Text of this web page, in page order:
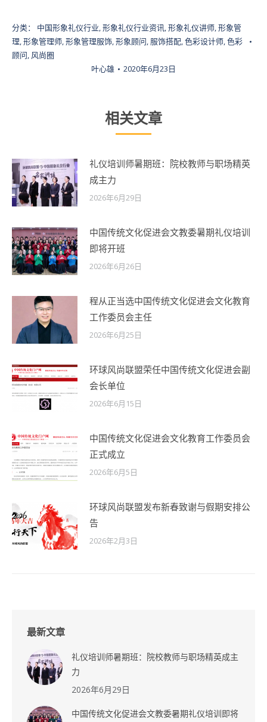
分类： 中国形象礼仪行业,形象礼仪行业资讯,形象礼仪讲师,形象管
理,形象管理师,形象管理服饰,形象顾问, 服饰搭配,色彩设计师,色彩
顾问, 风尚圈
叶心雄
2020年6月23日
相关文章
礼仪培训师暑期班：院校教师与职场精英
成主力
2026年6月29日
中国传统文化促进会文教委暑期礼仪培训
即将开班
2026年6月26日
程从正当选中国传统文化促进会文化教育
工作委员会主任
2026年6月25日
环球风尚联盟荣任中国传统文化促进会副
会长单位
2026年6月15日
中国传统文化促进会文化教育工作委员会
正式成立
2026年6月5日
环球风尚联盟发布新春致谢与假期安排公
告
2026年2月3日
最新文章
礼仪培训师暑期班：院校教师与职场精英成主
力
2026年6月29日
中国传统文化促进会文教委暑期礼仪培训即将